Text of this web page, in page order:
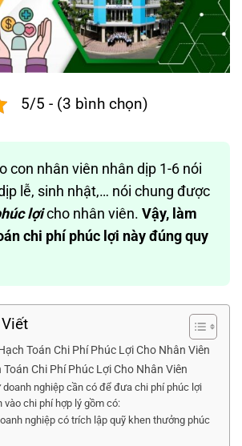
5/5 - (3 bình chọn)
con nhân viên nhân dịp 1-6 nói
lễ, sinh nhật,… nói chung được
lợicho nhân viên. Vậy, làm
chi phí phúc lợi này đúng quy
Toán Chi Phí Phúc Lợi Cho Nhân Viên
Chi Phí Phúc Lợi Cho Nhân Viên
nghiệp cần có để đưa chi phí phúc lợi
vào chi phí hợp lý gồm có:
nghiệp có trích lập quỹ khen thưởng phúc